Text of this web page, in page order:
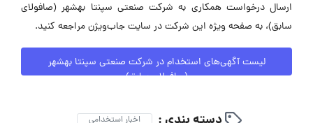
ارسال درخواست همکاری به شرکت صنعتی سپنتا بهشهر (صافولای
سابق)، به صفحه ویژه این شرکت در سایت جاب‌ویژن مراجعه کنید.
لیست آگهی‌های استخدام در شرکت صنعتی سپنتا بهشهر
(صافولای سابق)
اخبار استخدامی